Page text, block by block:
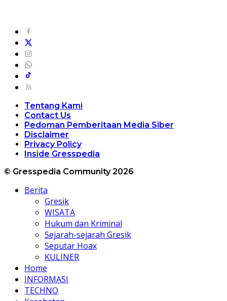
Tentang Kami
Contact Us
Pedoman Pemberitaan Media Siber
Disclaimer
Privacy Policy
Inside Gresspedia
© Gresspedia Community 2026
Berita
Gresik
WISATA
Hukum dan Kriminal
Sejarah-sejarah Gresik
Seputar Hoax
KULINER
Home
INFORMASI
TECHNO